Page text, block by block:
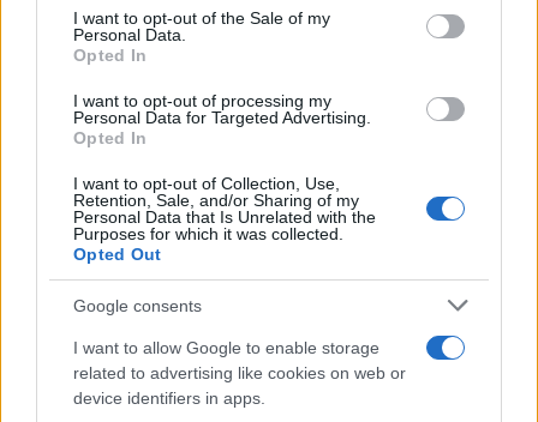
consent section.
I want to opt-out of the Sale of my
Personal Data.
Opted In
I want to opt-out of processing my
Personal Data for Targeted Advertising.
Opted In
I want to opt-out of Collection, Use,
Retention, Sale, and/or Sharing of my
Personal Data that Is Unrelated with the
Purposes for which it was collected.
Opted Out
Google consents
I want to allow Google to enable storage
related to advertising like cookies on web or
device identifiers in apps.